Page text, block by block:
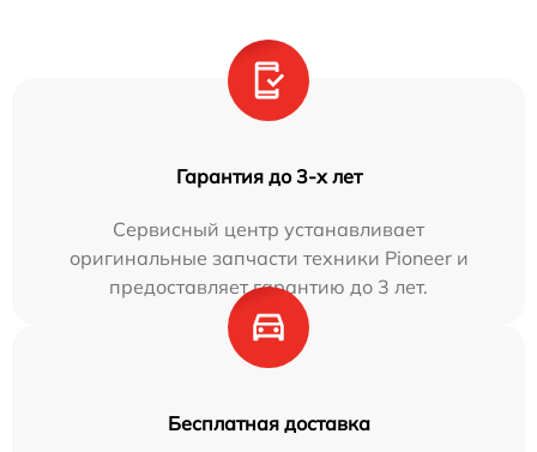
Гарантия до 3-х лет
Сервисный центр устанавливает
оригинальные запчасти техники Pioneer и
предоставляет гарантию до 3 лет.
Бесплатная доставка